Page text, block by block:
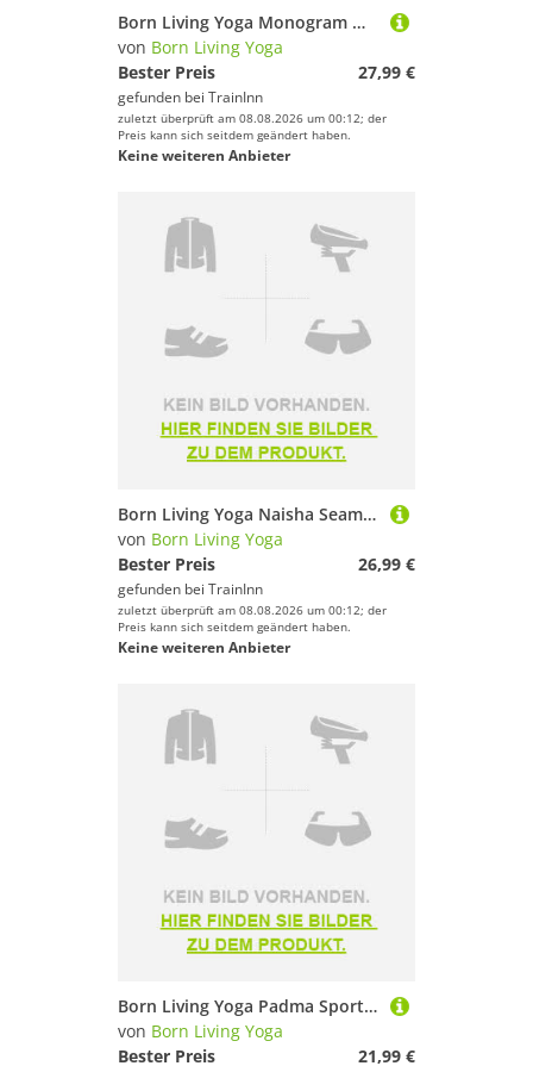
Born Living Yoga Monogram Medium-high Support Sports Top Blau S Frau
von Born Living Yoga
Bester Preis
27,99 €
gefunden bei TrainInn
zuletzt überprüft am 08.08.2026 um 00:12; der
Preis kann sich seitdem geändert haben.
Keine weiteren Anbieter
Born Living Yoga Naisha Seamless Medium-high Support Sports Top Grün M Frau
von Born Living Yoga
Bester Preis
26,99 €
gefunden bei TrainInn
zuletzt überprüft am 08.08.2026 um 00:12; der
Preis kann sich seitdem geändert haben.
Keine weiteren Anbieter
Born Living Yoga Padma Sports Top Grau XS Frau
von Born Living Yoga
Bester Preis
21,99 €